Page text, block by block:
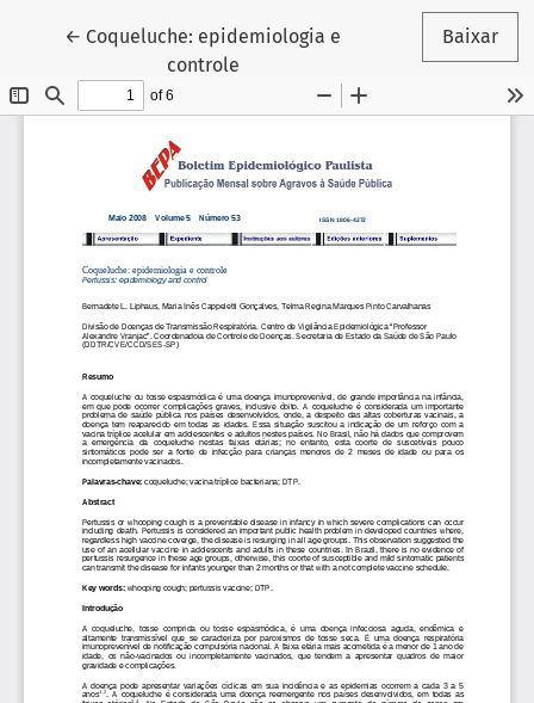
← Voltar aos Detalhes do Artigo
Coqueluche: epidemiologia e
controle
Baixar